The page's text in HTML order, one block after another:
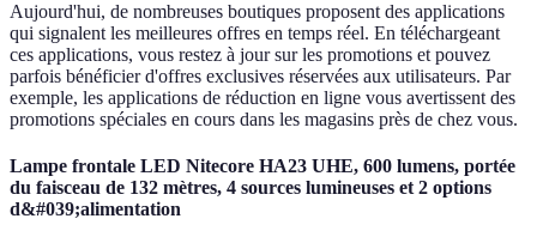
Aujourd'hui, de nombreuses boutiques proposent des applications
qui signalent les meilleures offres en temps réel. En téléchargeant
ces applications, vous restez à jour sur les promotions et pouvez
parfois bénéficier d'offres exclusives réservées aux utilisateurs. Par
exemple, les applications de réduction en ligne vous avertissent des
promotions spéciales en cours dans les magasins près de chez vous.
Lampe frontale LED Nitecore HA23 UHE, 600 lumens, portée
du faisceau de 132 mètres, 4 sources lumineuses et 2 options
d&#039;alimentation